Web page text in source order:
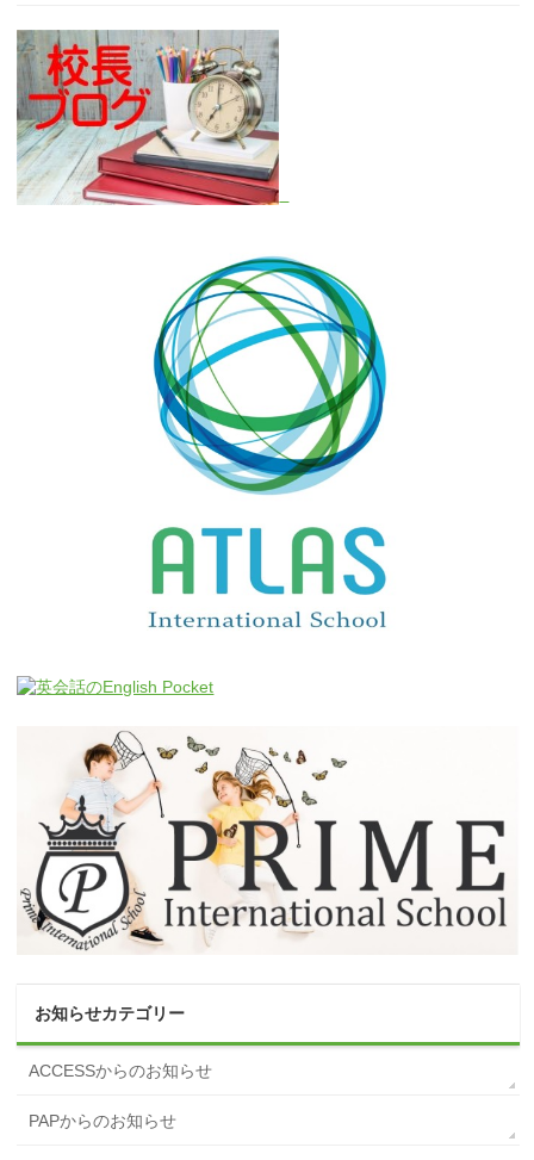
お知らせカテゴリー
ACCESSからのお知らせ
PAPからのお知らせ